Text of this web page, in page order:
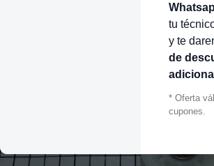
tu
y te
de
adicional
* Oferta
cupones.